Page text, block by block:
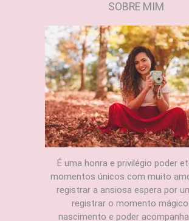
SOBRE MIM
É uma honra e privilégio poder
momentos únicos com muito
registrar a ansiosa espera por
registrar o momento
nascimento e poder